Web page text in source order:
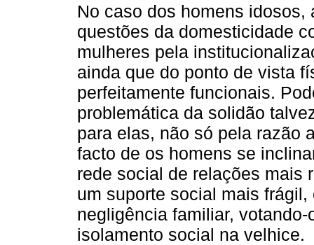
No caso dos homens
questões da domesticidade
mulheres pela
ainda que do ponto de vista
perfeitamente funcionais.
problemática da solidão
para elas, não só pela razão
facto de os homens se
rede social de relações mais
um suporte social mais
negligência familiar,
isolamento social na velhice.